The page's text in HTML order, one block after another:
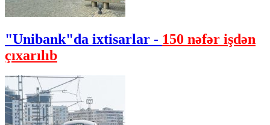
"Unibank"da ixtisarlar - 150 nəfər işdən
çıxarılıb